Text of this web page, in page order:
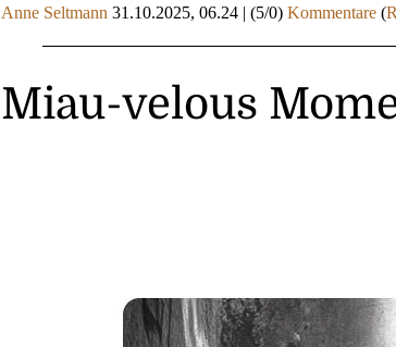
Anne Seltmann 31.10.2025, 06.24 | (5/0) Kommentare (
Miau-velous